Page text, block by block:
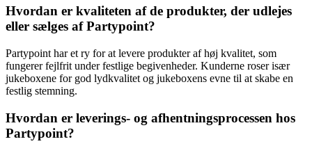
Hvordan er kvaliteten af de produkter, der udlejes
eller sælges af Partypoint?
Partypoint har et ry for at levere produkter af høj kvalitet, som
fungerer fejlfrit under festlige begivenheder. Kunderne roser især
jukeboxene for god lydkvalitet og jukeboxens evne til at skabe en
festlig stemning.
Hvordan er leverings- og afhentningsprocessen hos
Partypoint?